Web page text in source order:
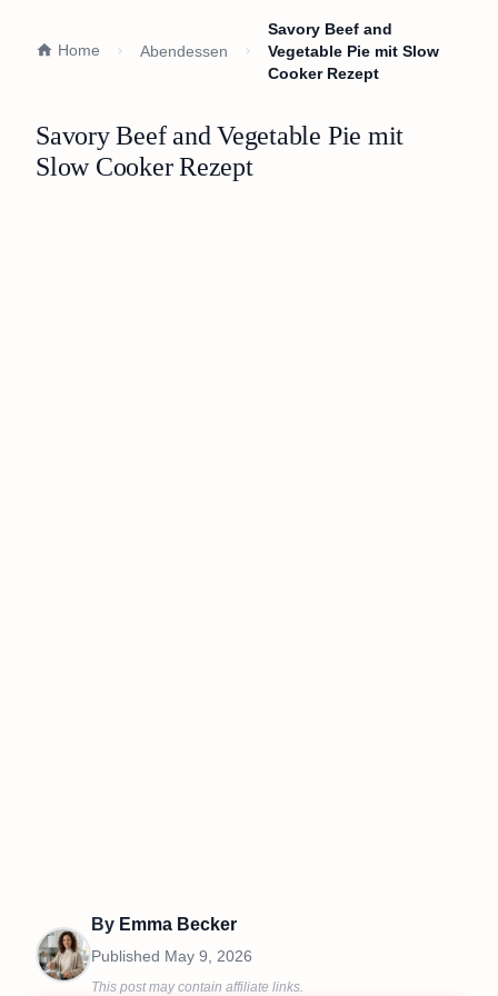
Home Abendessen
Savory Beef and
Vegetable Pie mit Slow
Cooker Rezept
Savory Beef and Vegetable Pie mit
Slow Cooker Rezept
By Emma Becker
Published May 9, 2026
This post may contain affiliate links.